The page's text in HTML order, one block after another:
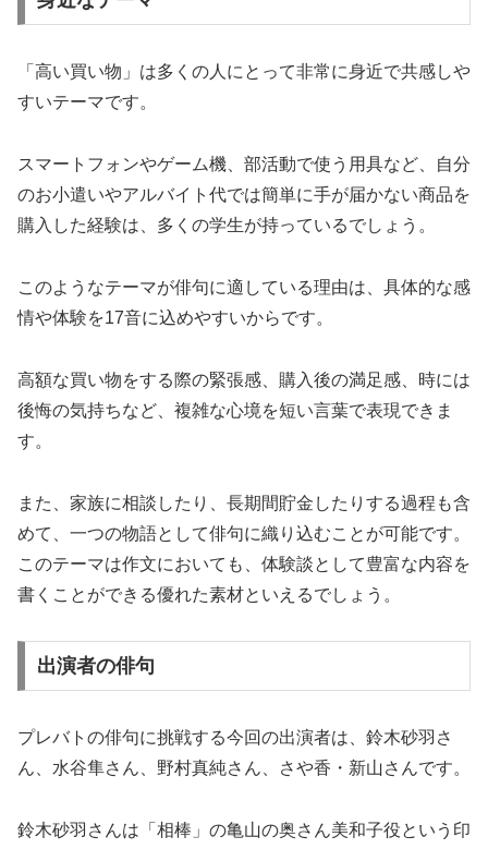
「高い買い物」は多くの人にとって非常に身近で共感しや
すいテーマです。
スマートフォンやゲーム機、部活動で使う用具など、自分
のお小遣いやアルバイト代では簡単に手が届かない商品を
購入した経験は、多くの学生が持っているでしょう。
このようなテーマが俳句に適している理由は、具体的な感
情や体験を17音に込めやすいからです。
高額な買い物をする際の緊張感、購入後の満足感、時には
後悔の気持ちなど、複雑な心境を短い言葉で表現できま
す。
また、家族に相談したり、長期間貯金したりする過程も含
めて、一つの物語として俳句に織り込むことが可能です。
このテーマは作文においても、体験談として豊富な内容を
書くことができる優れた素材といえるでしょう。
出演者の俳句
プレバトの俳句に挑戦する今回の出演者は、鈴木砂羽さ
ん、水谷隼さん、野村真純さん、さや香・新山さんです。
鈴木砂羽さんは「相棒」の亀山の奥さん美和子役という印